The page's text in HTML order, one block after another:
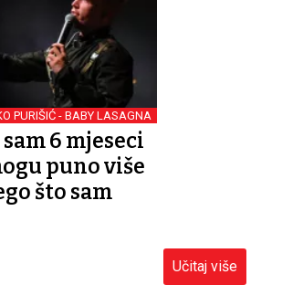
PURIŠIĆ - BABY LASAGNA
6 mjeseci
puno više
što sam
Učitaj više